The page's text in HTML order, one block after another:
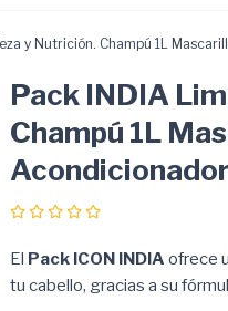
y Nutrición. Champú 1L
Pack INDIA
Champú 1L
Acondicionador
El Pack ICON INDIA ofrece
tu cabello, gracias a su